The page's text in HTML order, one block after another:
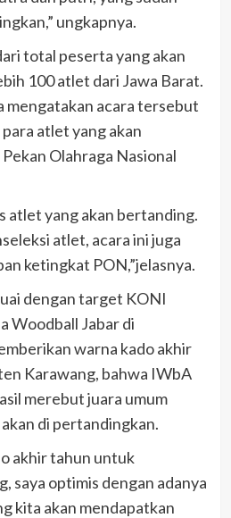
ungkapnya.
total peserta yang akan
100 atlet dari Jawa Barat.
mengatakan acara tersebut
atlet yang akan
Olahraga Nasional
atlet yang akan bertanding.
atlet, acara ini juga
ketingkat PON,”jelasnya.
dengan target KONI
Woodball Jabar di
warna kado akhir
Karawang, bahwa IWbA
merebut juara umum
di pertandingkan.
akhir tahun untuk
saya optimis dengan adanya
kita akan mendapatkan